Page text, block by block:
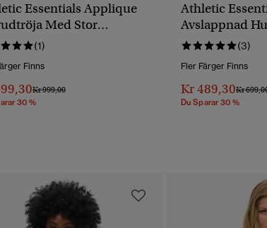
Essentials Applique
Med Stor
(1)
Finns
Pris Reducerat Från
Kr 999,00Till
30 %
Athletic
Avslappnad
(3)
Fler Färger Finns
Kr 489,30Pris
Kr
Du Sparar 30 %